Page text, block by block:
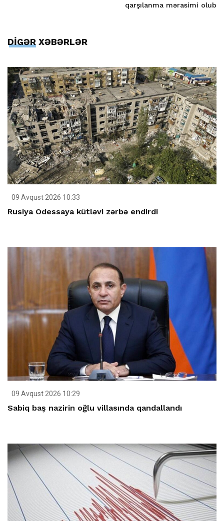
qarşılanma mərasimi olub
DİGƏR XƏBƏRLƏR
09 Avqust 2026 10:33
Rusiya Odessaya kütləvi zərbə endirdi
09 Avqust 2026 10:29
Sabiq baş nazirin oğlu villasında qandallandı